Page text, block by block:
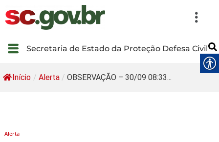
Secretaria de Estado da Proteção Defesa Civil
Início / Alerta / OBSERVAÇÃO – 30/09 08:33...
Alerta